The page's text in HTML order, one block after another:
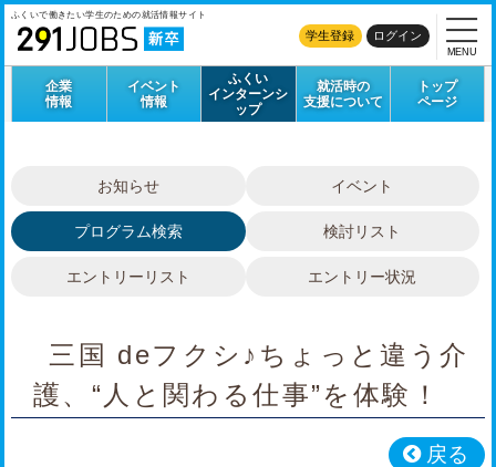
ふくいで働きたい学生のための就活情報サイト
学生登録 ログイン
企業
情報
イベント
情報
ふくい
インターンシ
ップ
就活時の
支援について
トップ
ページ
MENU
お知らせ イベント
プログラム検索 検討リスト
エントリーリスト エントリー状況
三国 deフクシ♪ちょっと違う介
護、“⼈と関わる仕事”を体験！
戻る